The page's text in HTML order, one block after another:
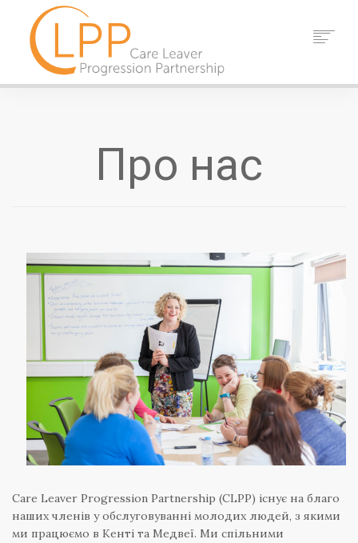
ПОШУК
Про нас
Care Leaver Progression Partnership (CLPP) існує на благо
наших членів у обслуговуванні молодих людей, з якими
ми працюємо в Кенті та Медвеї. Ми спільними